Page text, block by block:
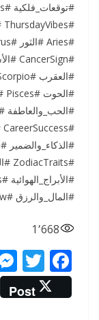
#المال_والرزق #MoneyFlow #تأثير_القمر #MoonInfluence
1٬668
F
ac
e
T
w
itt
Post